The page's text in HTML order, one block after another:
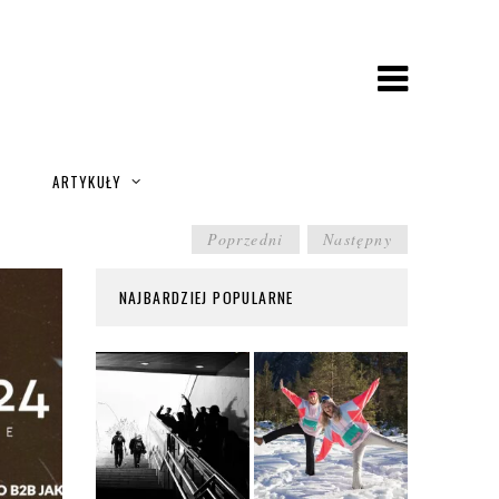
ARTYKUŁY
POST
NAVIGATION
Poprzedni Następny
NAJBARDZIEJ POPULARNE